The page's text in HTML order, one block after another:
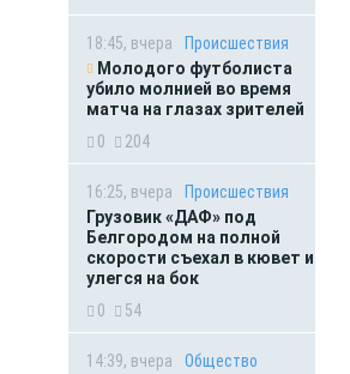
18:45, вчера
Происшествия
Молодого футболиста
убило молнией во время
матча на глазах зрителей
0
204
16:25, вчера
Происшествия
Грузовик «ДАФ» под
Белгородом на полной
скорости съехал в кювет и
улегся на бок
0
54
14:39, вчера
Общество